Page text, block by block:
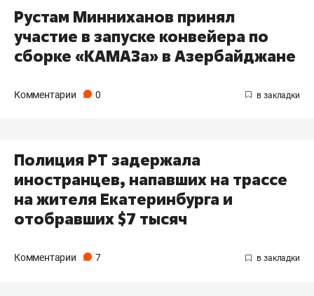
Рустам Минниханов принял
участие в запуске конвейера по
сборке «КАМАЗа» в Азербайджане
Комментарии 0
Полиция РТ задержала
иностранцев, напавших на трассе
на жителя Екатеринбурга и
отобравших $7 тысяч
Комментарии 7